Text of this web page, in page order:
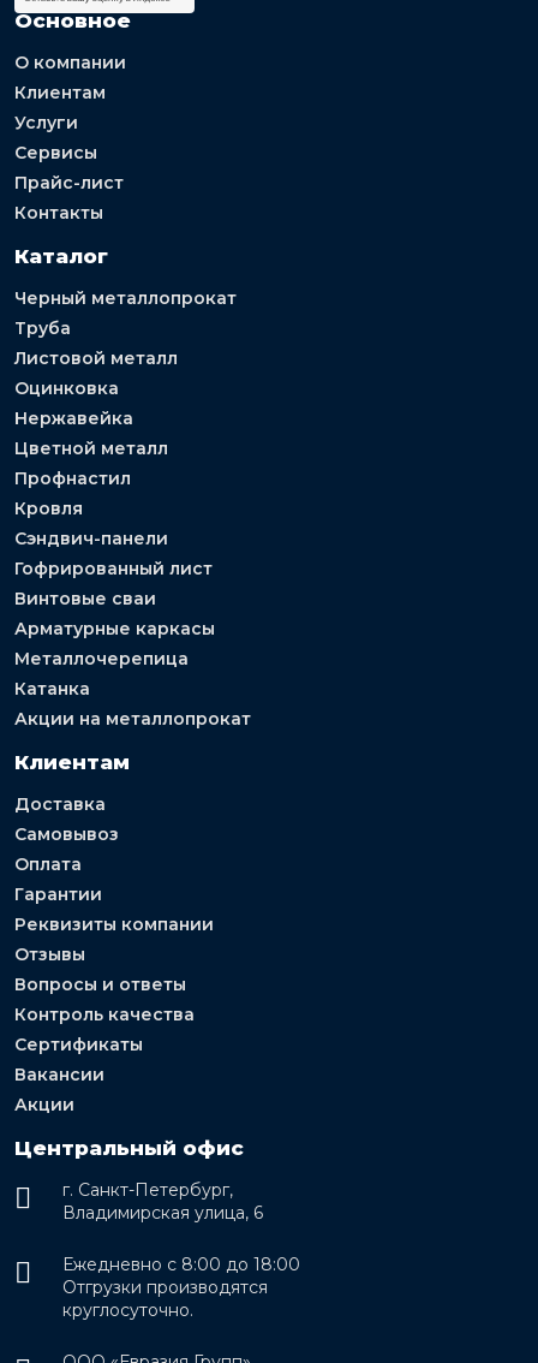
Основное
О компании
Клиентам
Услуги
Сервисы
Прайс-лист
Контакты
Каталог
Черный металлопрокат
Труба
Листовой металл
Оцинковка
Нержавейка
Цветной металл
Профнастил
Кровля
Сэндвич-панели
Гофрированный лист
Винтовые сваи
Арматурные каркасы
Металлочерепица
Катанка
Акции на металлопрокат
Клиентам
Доставка
Самовывоз
Оплата
Гарантии
Реквизиты компании
Отзывы
Вопросы и ответы
Контроль качества
Сертификаты
Вакансии
Акции
Центральный офис
г. Санкт-Петербург,
Владимирская улица, 6
Ежедневно с 8:00 до 18:00
Отгрузки производятся
круглосуточно.